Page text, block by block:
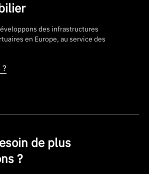
des infrastructures
en Europe, au service des
?
de plus
?